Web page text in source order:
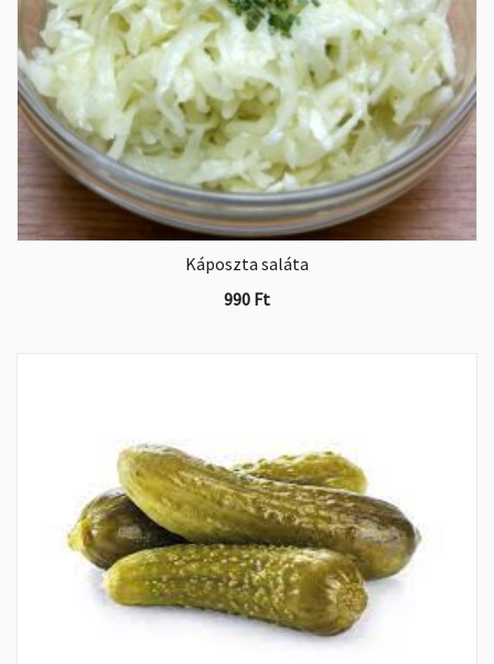
Káposzta saláta
990 Ft